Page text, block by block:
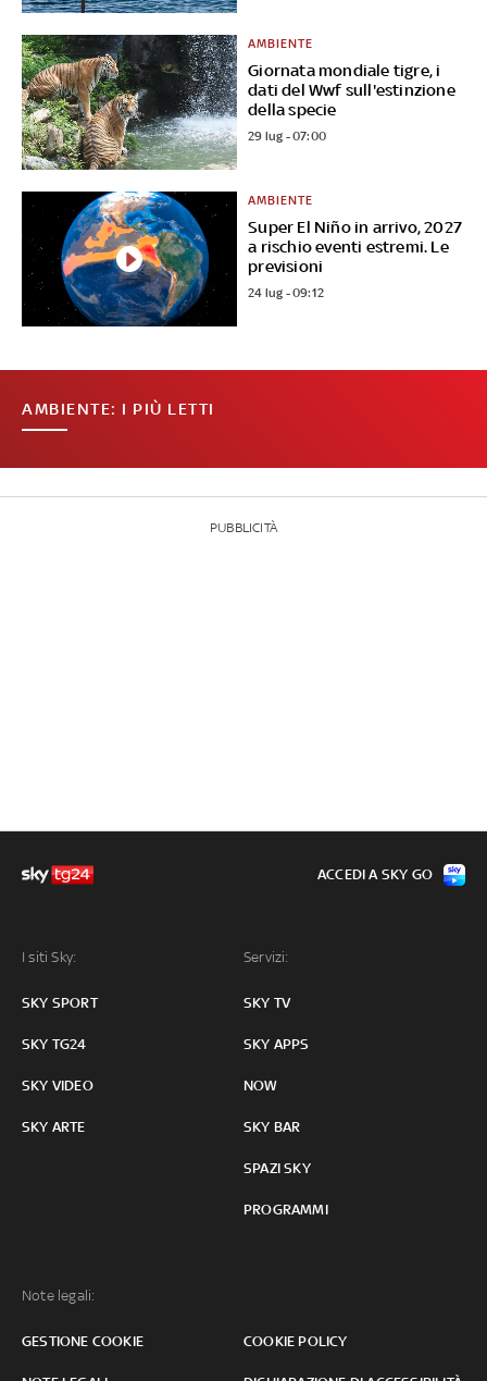
Giornata mondiale tigre, i
dati del Wwf sull'estinzione
della specie
AMBIENTE
29 lug - 07:00
Super El Niño in arrivo, 2027
a rischio eventi estremi. Le
previsioni
AMBIENTE
24 lug - 09:12
AMBIENTE: I PIÙ LETTI
PUBBLICITÀ
I siti Sky:
SKY SPORT
SKY TG24
SKY VIDEO
SKY ARTE
Servizi:
SKY TV
SKY APPS
NOW
SKY BAR
SPAZI SKY
PROGRAMMI
Note legali:
GESTIONE COOKIE COOKIE POLICY
ACCEDI A SKY GO